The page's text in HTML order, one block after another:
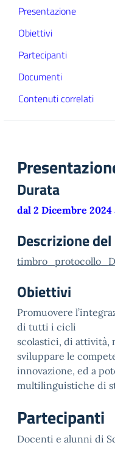
Presentazione
Obiettivi
Partecipanti
Documenti
Contenuti correlati
Durata
dal 2 Dicembre 2024
Descrizione
Obiettivi
Promuovere
di tutti i cicli
scolastici, di attività,
sviluppare le
innovazione, ed a
multilinguistiche di
Partecipanti
Docenti e alunni di